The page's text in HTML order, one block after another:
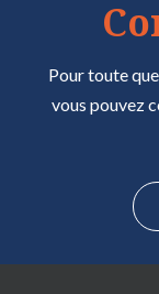
Pour toute
vous pouvez